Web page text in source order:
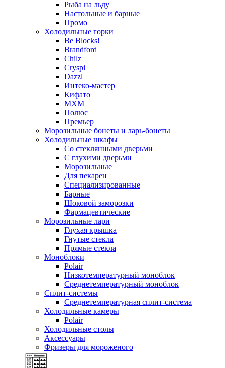
Рыба на льду
Настольные и барные
Промо
Холодильные горки
Be Blocks!
Brandford
Chilz
Cryspi
Dazzl
Интеко-мастер
Кифато
МХМ
Полюс
Премьер
Морозильные бонеты и ларь-бонеты
Холодильные шкафы
Со стеклянными дверьми
С глухими дверьми
Морозильные
Для пекарен
Специализированные
Барные
Шоковой заморозки
Фармацевтические
Морозильные лари
Глухая крышка
Гнутые стекла
Прямые стекла
Моноблоки
Polair
Низкотемпературный моноблок
Среднетемпературный моноблок
Сплит-системы
Среднетемпературная сплит-система
Холодильные камеры
Polair
Холодильные столы
Аксессуары
Фризеры для мороженого